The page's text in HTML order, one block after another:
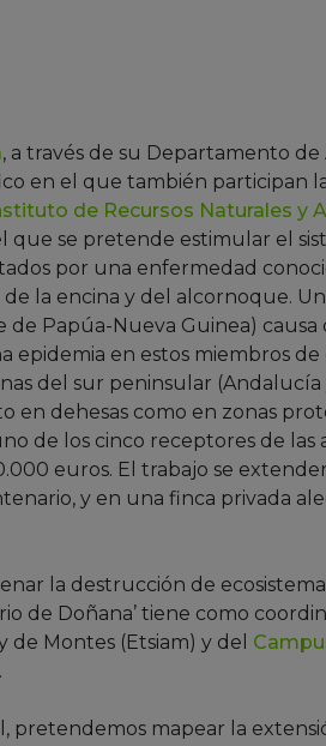
, a través de su Departamento
en el que también participan
de Recursos Naturales y
que se pretende estimular el
por una enfermedad
la encina y del alcornoque.
Papúa-Nueva Guinea) causa
epidemia en estos miembros
del sur peninsular (Andalucía
dehesas como en zonas
de los cinco receptores de las
euros. El trabajo se
y en una finca privada
la destrucción de
de Doñana’ tiene como
Montes (Etsiam) y del
pretendemos mapear la